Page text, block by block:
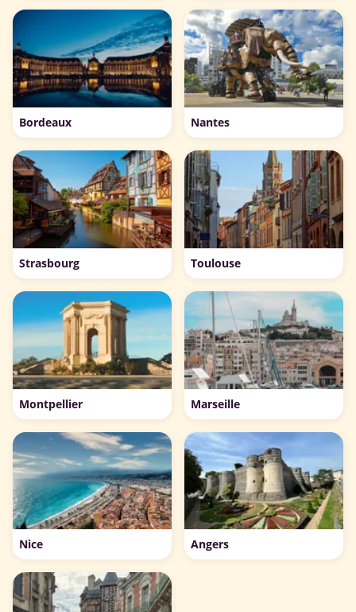
Bordeaux Nantes
Strasbourg Toulouse
Montpellier Marseille
Nice Angers